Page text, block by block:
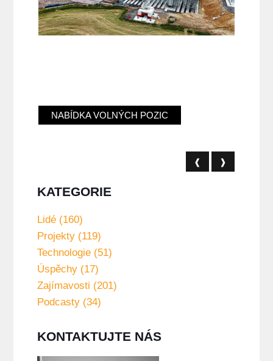
NABÍDKA VOLNÝCH POZIC
❰ ❱
KATEGORIE
Lidé (160)
Projekty (119)
Technologie (51)
Úspěchy (17)
Zajímavosti (201)
Podcasty (34)
KONTAKTUJTE NÁS